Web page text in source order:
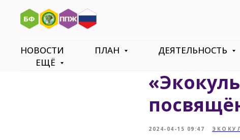
НОВОСТИ ПЛАН ДЕЯТЕЛЬНОСТЬ
ЕЩЁ
2024-04-15 09:47